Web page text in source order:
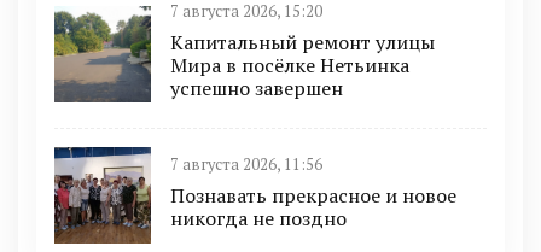
7 августа 2026, 15:20
Капитальный ремонт улицы
Мира в посёлке Нетьинка
успешно завершен
7 августа 2026, 11:56
Познавать прекрасное и новое
никогда не поздно